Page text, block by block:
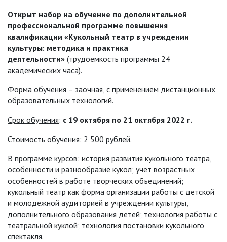
Открыт набор на обучение по дополнительной
профессиональной программе повышения
квалификации «Кукольный театр в учреждении
культуры: методика и практика
деятельности» (трудоемкость программы 24
академических часа).
Форма обучения – заочная, с применением дистанционных
образовательных технологий.
Срок обучения: с 19 октября по 21 октября 2022 г.
Стоимость обучения: 2 500 рублей.
В программе курсов: история развития кукольного театра,
особенности и разнообразие кукол; учет возрастных
особенностей в работе творческих объединений;
кукольный театр как форма организации работы с детской
и молодежной аудиторией в учреждении культуры,
дополнительного образования детей; технология работы с
театральной куклой; технология постановки кукольного
спектакля.